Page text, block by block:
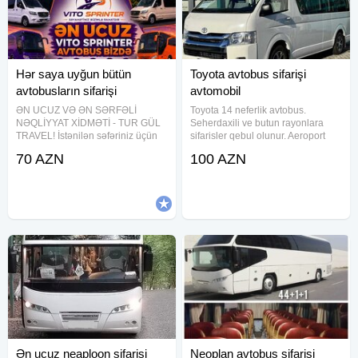
Hər saya uyğun bütün
avtobusların sifarişi
ƏN UCUZ VƏ ƏN SƏRFƏLİ
NƏQLİYYAT XİDMƏTİ - TUR GÜL
TRAVEL! İstənilən səfəriniz üçün
nəqliyyat xidmətini bizdən sifariş
70 AZN
Toyota avtobus sifarişi
avtomobil
Toyota 14 neferlik avtobus.
Seherdaxili ve butun rayonlara
sifarisler qebul olunur. Aeroport
Qiymet mesafeden asili deyisir.
100 AZN
Ən ucuz neaploon sifarişi Neoplan avtobus sifarişi